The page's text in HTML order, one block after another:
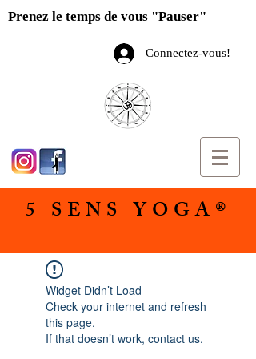
Prenez le temps de vous "Pauser"
Connectez-vous!
5 SENS YOGA®
Widget Didn’t Load
Check your internet and refresh
this page.
If that doesn’t work, contact us.